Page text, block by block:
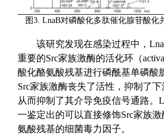
图 3. LnaB对磷酸化多肽催化腺苷酸化
该研究发现在感染过程中，
重要的Src家族激酶的活化环 （
酸化酪氨酸残基进行磷酰基单磷酸
Src家族激酶丧失了活性， 抑制了下
从而抑制了其介导免疫信号通路。
一鉴定出的可以直接修饰Src家族激
氨酸残基的细菌毒力因子。